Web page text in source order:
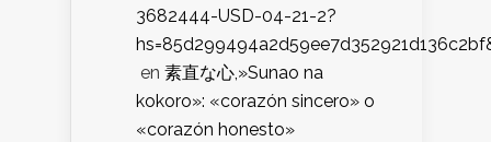
3682444-USD-04-21-2?
en 素直な心,»Sunao na
kokoro»: «corazón sincero» o
«corazón honesto»